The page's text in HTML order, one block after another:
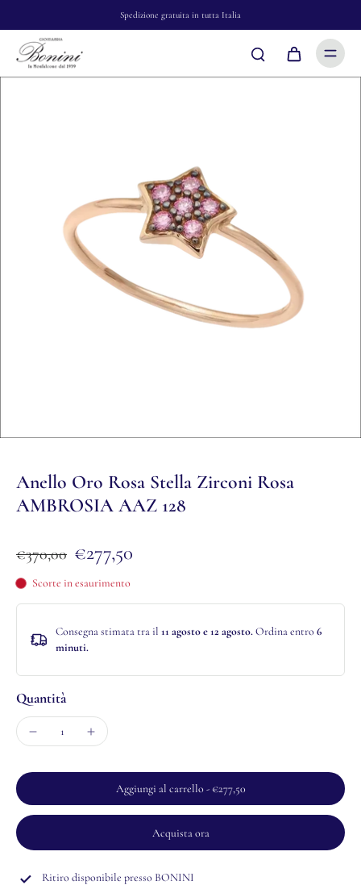
Spedizione gratuita in tutta Italia
Anello Oro Rosa Stella Zirconi Rosa
AMBROSIA AAZ 128
€370,00 €277,50
Scorte in esaurimento
Consegna stimata tra il 11 agosto e 12 agosto.Ordina entro6
minuti.
Quantità
Aggiungi al carrello-€277,50
Acquista ora
Ritiro disponibile presso BONINI